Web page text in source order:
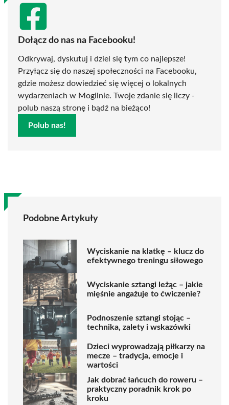
Dołącz do nas na Facebooku!
Odkrywaj, dyskutuj i dziel się tym co najlepsze!
Przyłącz się do naszej społeczności na Facebooku,
gdzie możesz dowiedzieć się więcej o lokalnych
wydarzeniach w Mogilnie. Twoje zdanie się liczy -
polub naszą stronę i bądź na bieżąco!
Polub nas!
Podobne Artykuły
Wyciskanie na klatkę – klucz do
efektywnego treningu siłowego
Wyciskanie sztangi leżąc – jakie
mięśnie angażuje to ćwiczenie?
Podnoszenie sztangi stojąc –
technika, zalety i wskazówki
Dzieci wyprowadzają piłkarzy na
mecze – tradycja, emocje i
wartości
Jak dobrać łańcuch do roweru –
praktyczny poradnik krok po
kroku